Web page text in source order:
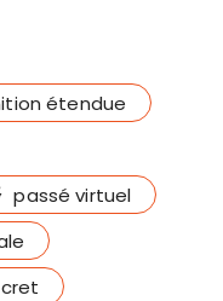
étendue
passé virtuel